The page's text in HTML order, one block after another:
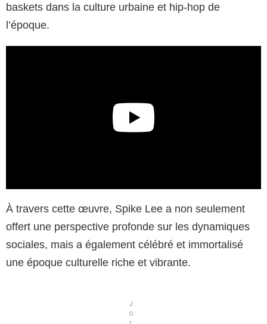
baskets dans la culture urbaine et hip-hop de
l’époque.
À travers cette œuvre, Spike Lee a non seulement
offert une perspective profonde sur les dynamiques
sociales, mais a également célébré et immortalisé
une époque culturelle riche et vibrante.
J
o